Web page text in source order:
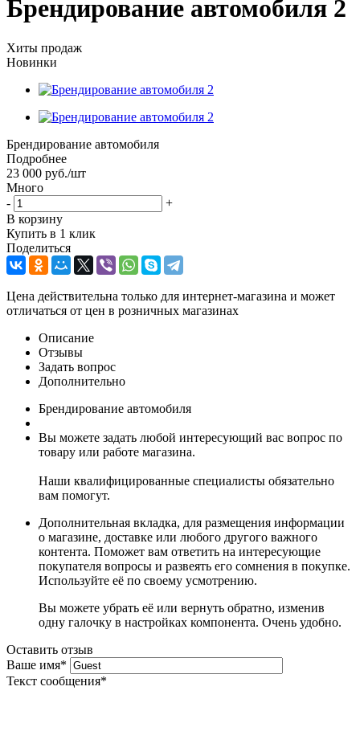
Брендирование автомобиля 2
Хиты продаж
Новинки
Брендирование автомобиля
Подробнее
23 000 руб./шт
Много
-
+
В корзину
Купить в 1 клик
Поделиться
Цена действительна только для интернет-магазина и может
отличаться от цен в розничных магазинах
Описание
Отзывы
Задать вопрос
Дополнительно
Брендирование автомобиля
Вы можете задать любой интересующий вас вопрос по
товару или работе магазина.
Наши квалифицированные специалисты обязательно
вам помогут.
Дополнительная вкладка, для размещения информации
о магазине, доставке или любого другого важного
контента. Поможет вам ответить на интересующие
покупателя вопросы и развеять его сомнения в покупке.
Используйте её по своему усмотрению.
Вы можете убрать её или вернуть обратно, изменив
одну галочку в настройках компонента. Очень удобно.
Оставить отзыв
Ваше имя*
Текст сообщения*